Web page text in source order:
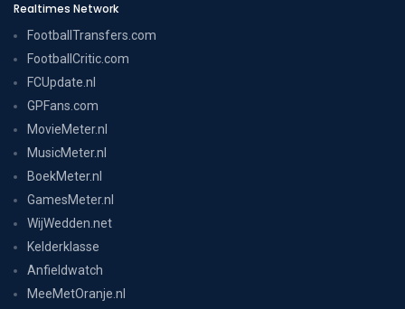
Realtimes Network
FootballTransfers.com
FootballCritic.com
FCUpdate.nl
GPFans.com
MovieMeter.nl
MusicMeter.nl
BoekMeter.nl
GamesMeter.nl
WijWedden.net
Kelderklasse
Anfieldwatch
MeeMetOranje.nl